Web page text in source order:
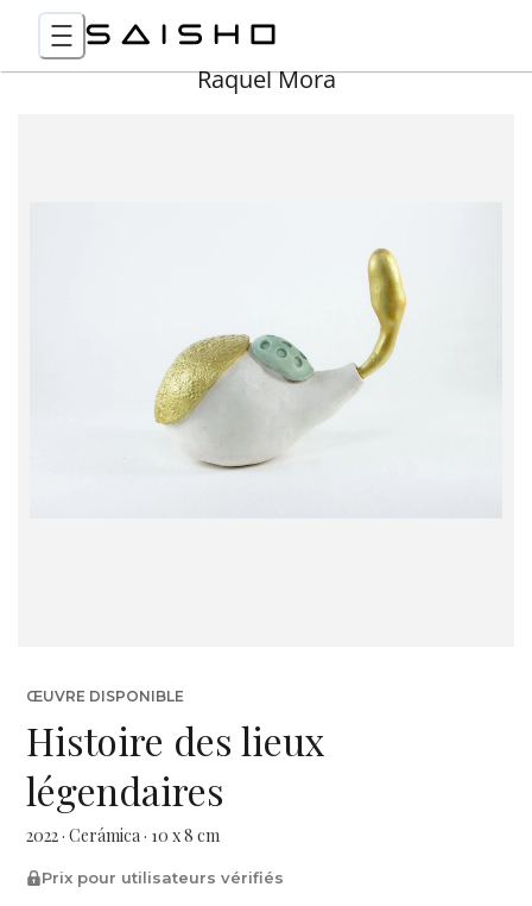
Raquel Mora
ŒUVRE DISPONIBLE
Histoire des lieux
légendaires
2022 · Cerámica · 10 x 8 cm
Prix pour utilisateurs vérifiés